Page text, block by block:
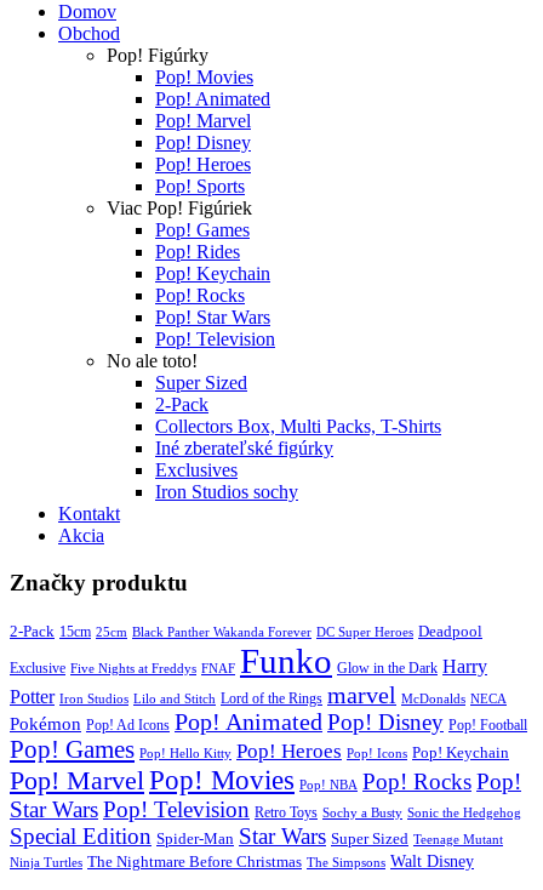
Domov
Obchod
Pop! Figúrky
Pop! Movies
Pop! Animated
Pop! Marvel
Pop! Disney
Pop! Heroes
Pop! Sports
Viac Pop! Figúriek
Pop! Games
Pop! Rides
Pop! Keychain
Pop! Rocks
Pop! Star Wars
Pop! Television
No ale toto!
Super Sized
2-Pack
Collectors Box, Multi Packs, T-Shirts
Iné zberateľské figúrky
Exclusives
Iron Studios sochy
Kontakt
Akcia
Značky produktu
2-Pack 15cm 25cm Black Panther Wakanda Forever DC Super Heroes Deadpool
Exclusive Five Nights at Freddys FNAF Funko Glow in the Dark Harry
Potter Iron Studios Lilo and Stitch Lord of the Rings marvel McDonalds NECA
Pokémon Pop! Ad Icons Pop! Animated Pop! Disney Pop! Football
Pop! Games Pop! Hello Kitty Pop! Heroes Pop! Icons Pop! Keychain
Pop! Marvel Pop! Movies Pop! NBA Pop! RocksPop!
Star WarsPop! Television Retro Toys Sochy a Busty Sonic the Hedgehog
Special Edition Spider-Man Star Wars Super Sized Teenage Mutant
Ninja Turtles The Nightmare Before Christmas The Simpsons Walt Disney